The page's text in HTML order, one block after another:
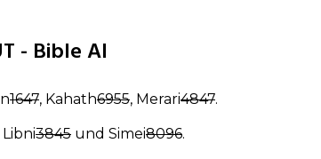
- Bible AI
1647, Kahath6955, Merari4847.
Libni3845 und Simei8096.